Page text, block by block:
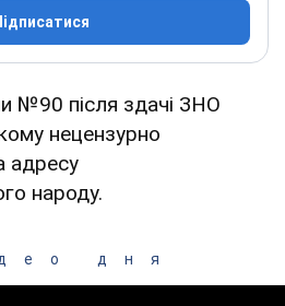
№90 після здачі ЗНО
нецензурно
адресу
народу.
дня